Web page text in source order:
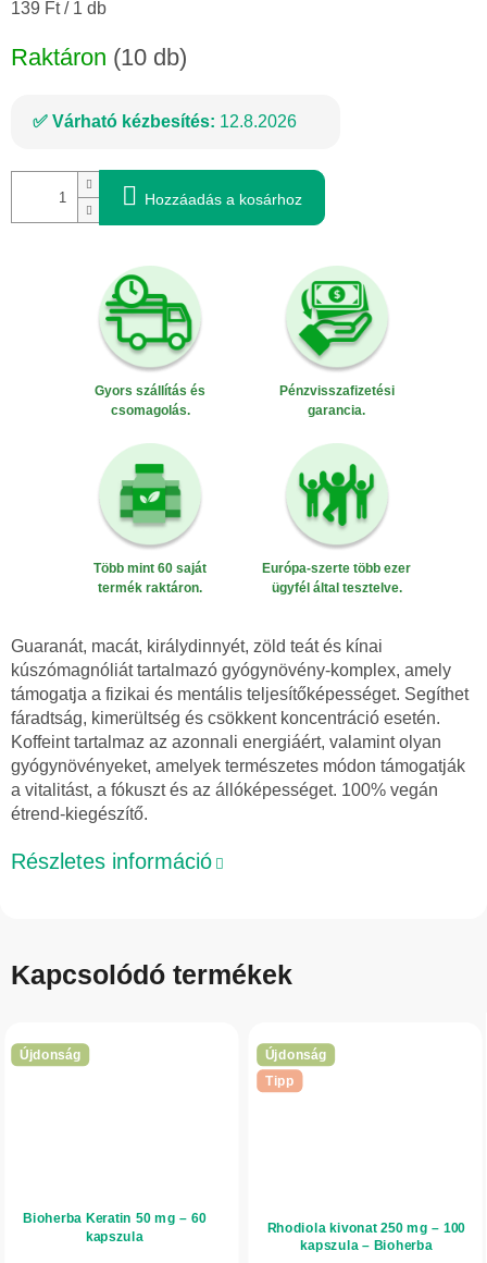
Egységár:
139 Ft / 1 db
Raktáron (10 db)
Várható kézbesítés: 12.8.2026
Hozzáadás a kosárhoz
Gyors szállítás és
csomagolás.
Pénzvisszafizetési
garancia.
Több mint 60 saját
termék raktáron.
Európa-szerte több ezer
ügyfél által tesztelve.
Guaranát, macát, királydinnyét, zöld teát és kínai
kúszómagnóliát tartalmazó gyógynövény-komplex, amely
támogatja a fizikai és mentális teljesítőképességet. Segíthet
fáradtság, kimerültség és csökkent koncentráció esetén.
Koffeint tartalmaz az azonnali energiáért, valamint olyan
gyógynövényeket, amelyek természetes módon támogatják
a vitalitást, a fókuszt és az állóképességet. 100% vegán
étrend-kiegészítő.
Részletes információ
Kapcsolódó termékek
Újdonság
Bioherba Keratin 50 mg – 60
kapszula
Újdonság
Tipp
Rhodiola kivonat 250 mg – 100
kapszula – Bioherba